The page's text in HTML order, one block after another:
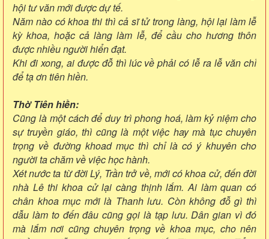
hội tư văn mới được dự tế.
Năm nào có khoa thi thì cả sĩ tử trong làng, hội lại làm lễ
kỳ khoa, hoặc cả làng làm lễ, để cầu cho hương thôn
được nhiều người hiển đạt.
Khi đi xong, ai được đỗ thì lúc về phải có lễ ra lễ văn chỉ
để tạ ơn tiên hiền.
Thờ Tiên hiền:
Cũng là một cách để duy trì phong hoá, làm kỷ niệm cho
sự truyền giáo, thì cũng là một việc hay mà tục chuyên
trọng về đường khoad mục thì chỉ là có ý khuyên cho
người ta chăm về việc học hành.
Xét nước ta từ đời Lý, Trần trở về, mới có khoa cử, đến đời
nhà Lê thi khoa cử lại càng thịnh lắm. Ai làm quan có
chân khoa mục mới là Thanh lưu. Còn không đỗ gì thì
dẫu làm to đến đâu cũng gọi là tạp lưu. Dân gian vì đó
mà lắm nơi cũng chuyên trọng về khoa mục, cho nên